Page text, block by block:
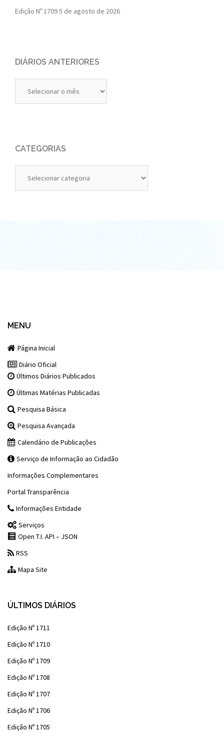
Edição Nº 17095 de agosto de 2026
DIÁRIOS ANTERIORES
Anteriores
CATEGORIAS
MENU
Página Inicial
Diário Oficial
Últimos Diários Publicados
Últimas Matérias Publicadas
Pesquisa Básica
Pesquisa Avançada
Calendário de Publicações
Serviço de Informação ao Cidadão
Informações Complementares
Portal Transparência
Informações Entidade
Serviços
Open T.I. API – JSON
RSS
Mapa Site
ÚLTIMOS DIÁRIOS
Edição Nº 1711
Edição Nº 1710
Edição Nº 1709
Edição Nº 1708
Edição Nº 1707
Edição Nº 1706
Edição Nº 1705